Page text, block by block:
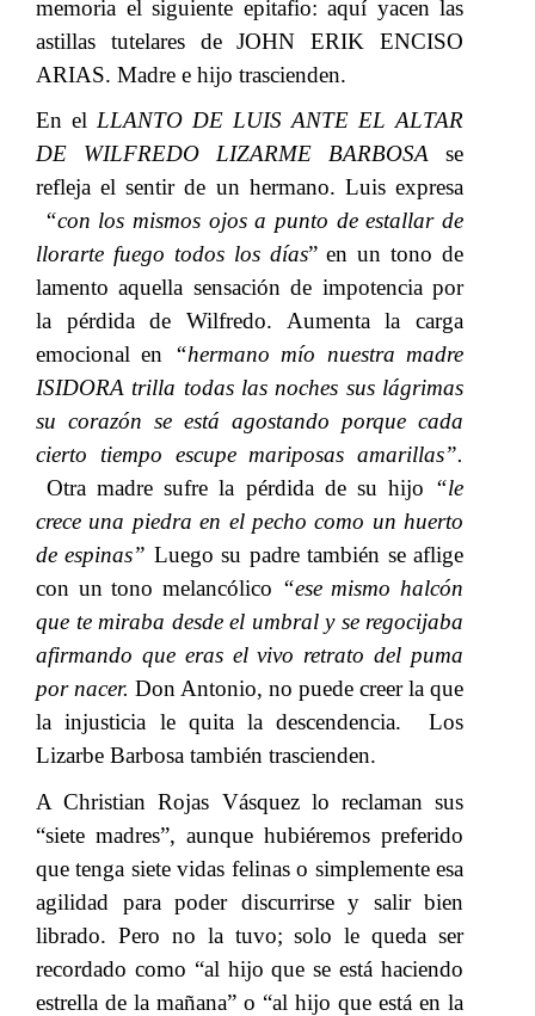
memoria el siguiente epitafio: aquí yacen las
astillas tutelares de​​JOHN ERIK ENCISO
ARIAS. Madre e hijo trascienden.
En el​​ LLANTO DE LUIS ANTE EL ALTAR
DE WILFREDO LIZARME BARBOSA​​ se
refleja el sentir de un hermano. Luis expresa
“con los mismos ojos a punto de estallar de
llorarte fuego todos los días” en un tono de
lamento aquella sensación de impotencia por
la pérdida de Wilfredo. Aumenta la carga
emocional en ​​ “hermano mío nuestra madre
ISIDORA trilla todas las noches sus lágrimas
su corazón se está agostando porque cada
cierto tiempo escupe mariposas amarillas”.​​
Otra madre sufre la pérdida de su hijo​​ “le
crece una piedra en el pecho como un huerto
de espinas”​​ Luego su padre también se aflige
con un tono melancólico ​​ “ese mismo halcón
que te miraba desde el umbral y se regocijaba
afirmando que eras el vivo retrato del puma
por nacer. ​​ Don Antonio, no puede creer la que
la injusticia le quita la descendencia. ​​​​Los
Lizarbe Barbosa también trascienden.
A Christian Rojas Vásquez lo reclaman sus
“siete madres”, aunque hubiéremos preferido
que tenga siete vidas felinas o simplemente esa
agilidad para poder discurrirse y salir bien
librado. Pero no la tuvo; solo le queda ser
recordado como ​​ “al hijo que se está haciendo
estrella de la mañana” o “al hijo que está en la